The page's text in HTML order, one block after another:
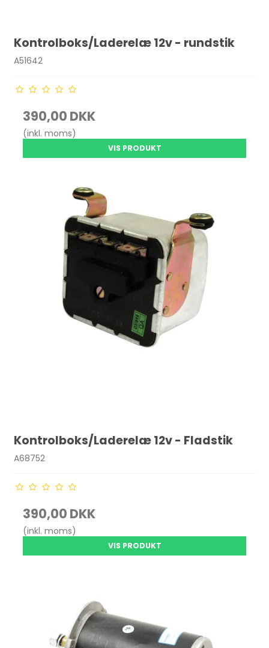
Kontrolboks/Laderelæ 12v - rundstik
A51642
390,00 DKK
(inkl. moms)
VIS PRODUKT
Kontrolboks/Laderelæ 12v - Fladstik
A68752
390,00 DKK
(inkl. moms)
VIS PRODUKT